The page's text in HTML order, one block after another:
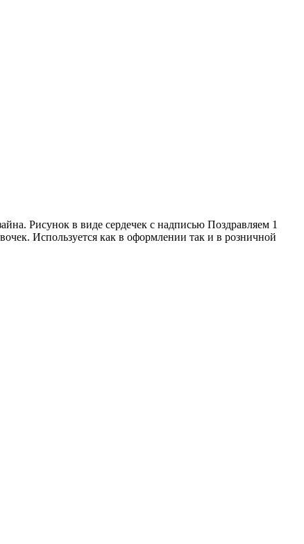
Рисунок в виде сердечек с надписью Поздравляем 1
Используется как в оформлении так и в розничной